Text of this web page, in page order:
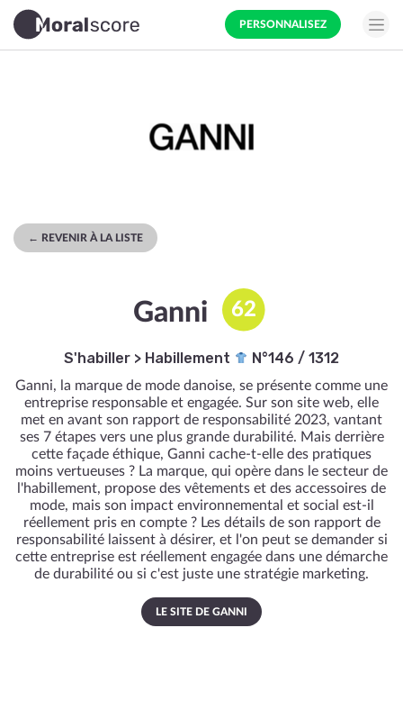
PERSONNALISEZ
← REVENIR À LA LISTE
Ganni 62
S'habiller > Habillement N°146 / 1312
Ganni, la marque de mode danoise, se présente comme une
entreprise responsable et engagée. Sur son site web, elle
met en avant son rapport de responsabilité 2023, vantant
ses 7 étapes vers une plus grande durabilité. Mais derrière
cette façade éthique, Ganni cache-t-elle des pratiques
moins vertueuses ? La marque, qui opère dans le secteur de
l'habillement, propose des vêtements et des accessoires de
mode, mais son impact environnemental et social est-il
réellement pris en compte ? Les détails de son rapport de
responsabilité laissent à désirer, et l'on peut se demander si
cette entreprise est réellement engagée dans une démarche
de durabilité ou si c'est juste une stratégie marketing.
LE SITE DE GANNI